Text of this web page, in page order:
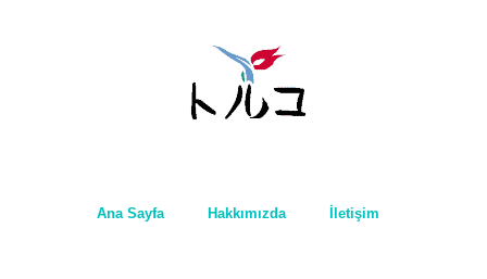
Ana Sayfa Hakkımızda İletişim